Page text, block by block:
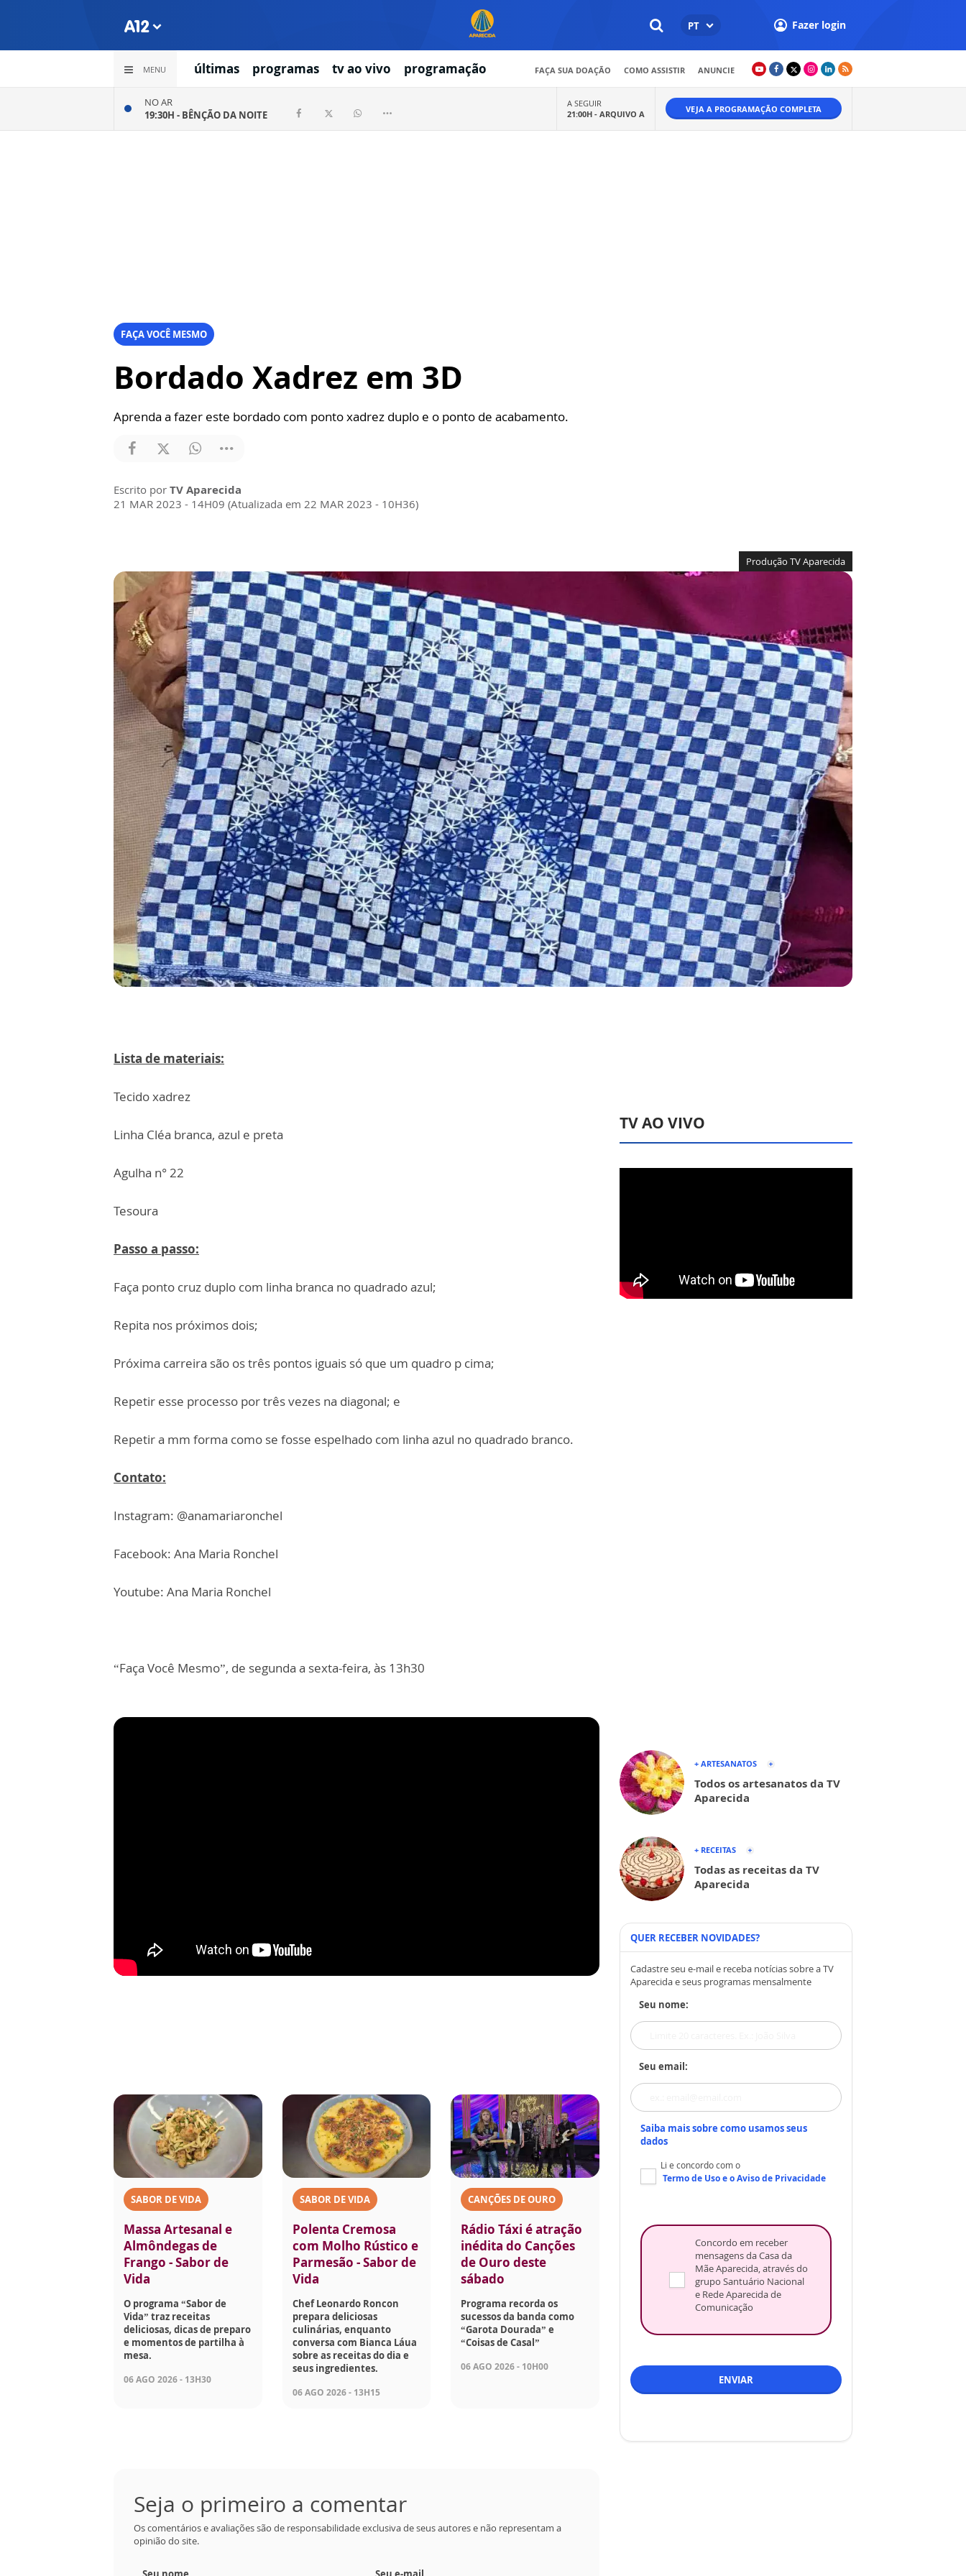
PT Fazer login
MENU últimas programas tv ao vivo programação FAÇA SUA DOAÇÃO COMO ASSISTIR ANUNCIE
NO AR
19:30H - BÊNÇÃO DA NOITE
A SEGUIR
21:00H - ARQUIVO A VEJA A PROGRAMAÇÃO COMPLETA
FAÇA VOCÊ MESMO
Bordado Xadrez em 3D
Aprenda a fazer este bordado com ponto xadrez duplo e o ponto de acabamento.
Escrito por TV Aparecida
21 MAR 2023 - 14H09 (Atualizada em 22 MAR 2023 - 10H36)
Produção TV Aparecida
Lista de materiais:
Tecido xadrez
Linha Cléa branca, azul e preta
Agulha n° 22
Tesoura
Passo a passo:
Faça ponto cruz duplo com linha branca no quadrado azul;
Repita nos próximos dois;
Próxima carreira são os três pontos iguais só que um quadro p cima;
Repetir esse processo por três vezes na diagonal; e
Repetir a mm forma como se fosse espelhado com linha azul no quadrado branco.
Contato:
Instagram: @anamariaronchel
Facebook: Ana Maria Ronchel
Youtube: Ana Maria Ronchel
“Faça Você Mesmo”, de segunda a sexta-feira, às 13h30
SABOR DE VIDA
Massa Artesanal e
Almôndegas de
Frango - Sabor de
Vida
O programa “Sabor de
Vida” traz receitas
deliciosas, dicas de preparo
e momentos de partilha à
mesa.
06 AGO 2026 - 13H30
SABOR DE VIDA
Polenta Cremosa
com Molho Rústico e
Parmesão - Sabor de
Vida
Chef Leonardo Roncon
prepara deliciosas
culinárias, enquanto
conversa com Bianca Láua
sobre as receitas do dia e
seus ingredientes.
06 AGO 2026 - 13H15
CANÇÕES DE OURO
Rádio Táxi é atração
inédita do Canções
de Ouro deste
sábado
Programa recorda os
sucessos da banda como
“Garota Dourada” e
“Coisas de Casal”
06 AGO 2026 - 10H00
Seja o primeiro a comentar
Os comentários e avaliações são de responsabilidade exclusiva de seus autores e não representam a
opinião do site.
TV AO VIVO
+ ARTESANATOS
Todos os artesanatos da TV
Aparecida
+ RECEITAS
Todas as receitas da TV
Aparecida
QUER RECEBER NOVIDADES?
Cadastre seu e-mail e receba notícias sobre a TV
Aparecida e seus programas mensalmente
Seu nome:
Seu email:
Saiba mais sobre como usamos seus
dados
Li e concordo com o
Termo de Usoe oAviso de Privacidade
Concordo em receber
mensagens da Casa da
Mãe Aparecida, através do
grupo Santuário Nacional
e Rede Aparecida de
Comunicação
ENVIAR